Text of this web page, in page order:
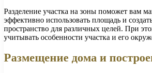
Разделение участка на зоны поможет вам
эффективно использовать площадь и
пространство для различных целей. При
учитывать особенности участка и его
Размещение дома и